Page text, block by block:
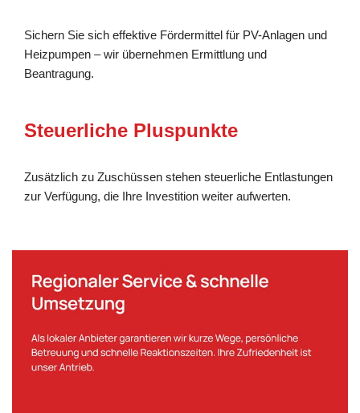
Sichern Sie sich effektive Fördermittel für PV-Anlagen und
Heizpumpen – wir übernehmen Ermittlung und
Beantragung.
Steuerliche Pluspunkte
Zusätzlich zu Zuschüssen stehen steuerliche Entlastungen
zur Verfügung, die Ihre Investition weiter aufwerten.